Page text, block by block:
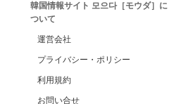
韓国情報サイト 모으다［モウダ］に
ついて
運営会社
プライバシー・ポリシー
利用規約
お問い合せ